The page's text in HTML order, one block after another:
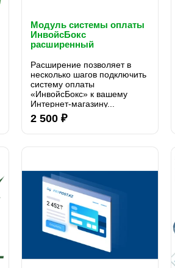
Модуль системы оплаты
ИнвойсБокс
расширенный
Расширение позволяет в
несколько шагов подключить
систему оплаты
«ИнвойсБокс» к вашему
Интернет-магазину...
2 500 ₽